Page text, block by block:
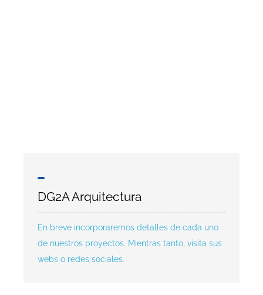
DG2A Arquitectura
En breve incorporaremos detalles de cada uno
de nuestros proyectos. Mientras tanto, visita sus
webs o redes sociales.